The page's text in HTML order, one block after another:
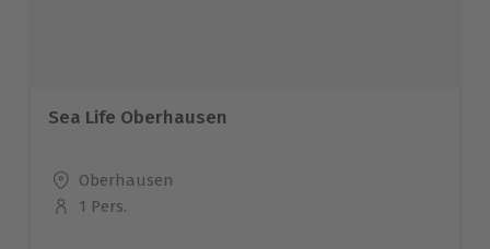
Sea Life Oberhausen
Standort
Oberhausen
Anzahl der Teilnehmer
1 Pers.